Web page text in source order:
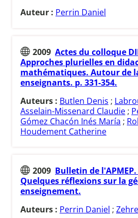
Auteur : Perrin Daniel
2009 Actes du colloque
Approches plurielles en
mathématiques. Autour de
enseignants. p. 331-354.
Auteurs : Butlen Denis ;
Asselain-Missenard Claudie ;
Gómez Chacón Inés María ;
Houdement Catherine
2009 Bulletin de l'APMEP.
Quelques réflexions sur la
enseignement.
Auteurs : Perrin Daniel ;